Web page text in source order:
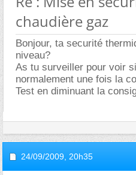
chaudière gaz
Bonjour, ta securité
niveau?
As tu surveiller pour voir
normalement une fois la
Test en diminuant la
24/09/2009, 20h35